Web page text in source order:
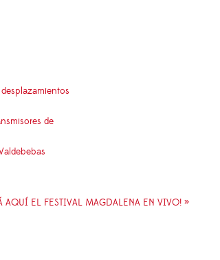
de
AQUÍ EL FESTIVAL MAGDALENA EN VIVO! »